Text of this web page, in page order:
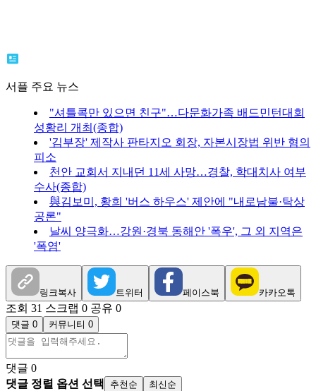
서플 주요 뉴스
"셔틀콕만 있으면 친구"…다문화가족 배드민턴대회
성황리 개최(종합)
'김부장' 제작사 판타지오 회장, 자본시장법 위반 혐의
피소
천안 교회서 지내던 11세 사망…경찰, 학대치사 여부
수사(종합)
與김보미, 황희 '버스 하우스' 제안에 "내로남불·탁상
공론"
날씨 양극화…강원·경북 동해안 '폭우', 그 외 지역은
'폭염'
링크복사 트위터 페이스북 카카오톡
조회 31 스크랩 0 공유 0
댓글 0 커뮤니티 0
댓글 0
댓글 정렬 옵션 선택
추천순 최신순